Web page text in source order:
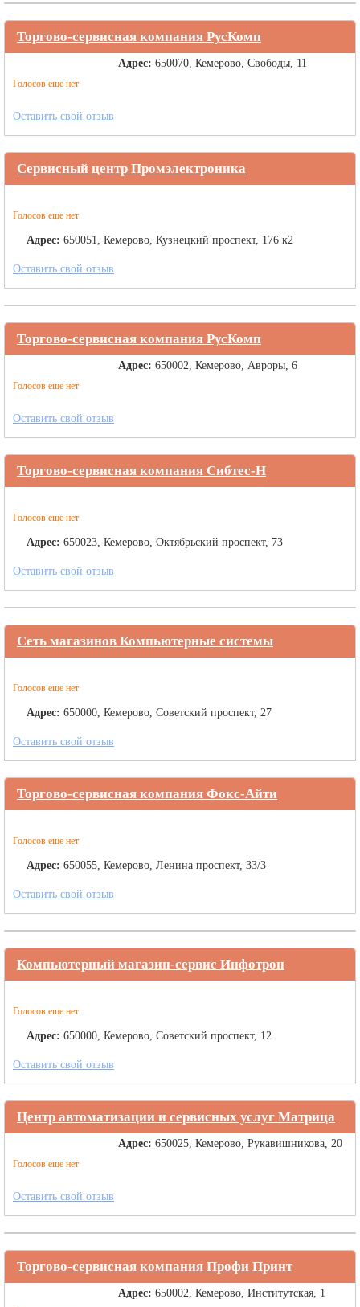
Торгово-сервисная компания РусКомп
Голосов еще нет
Адрес: 650070, Кемерово, Свободы, 11
Оставить свой отзыв
Сервисный центр Промэлектроника
Голосов еще нет
Адрес: 650051, Кемерово, Кузнецкий проспект, 176 к2
Оставить свой отзыв
Торгово-сервисная компания РусКомп
Голосов еще нет
Адрес: 650002, Кемерово, Авроры, 6
Оставить свой отзыв
Торгово-сервисная компания Сибтес-Н
Голосов еще нет
Адрес: 650023, Кемерово, Октябрьский проспект, 73
Оставить свой отзыв
Сеть магазинов Компьютерные системы
Голосов еще нет
Адрес: 650000, Кемерово, Советский проспект, 27
Оставить свой отзыв
Торгово-сервисная компания Фокс-Айти
Голосов еще нет
Адрес: 650055, Кемерово, Ленина проспект, 33/3
Оставить свой отзыв
Компьютерный магазин-сервис Инфотрон
Голосов еще нет
Адрес: 650000, Кемерово, Советский проспект, 12
Оставить свой отзыв
Центр автоматизации и сервисных услуг Матрица
Голосов еще нет
Адрес: 650025, Кемерово, Рукавишникова, 20
Оставить свой отзыв
Торгово-сервисная компания Профи Принт
Адрес: 650002, Кемерово, Институтская, 1